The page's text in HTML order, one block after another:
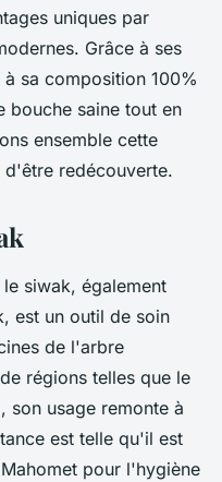
uniques par
Grâce à ses
sa composition 100%
bouche saine tout en
ensemble cette
redécouverte.
siwak, également
est un outil de soin
de l'arbre
régions telles que le
son usage remonte à
est telle qu'il est
pour l'hygiène